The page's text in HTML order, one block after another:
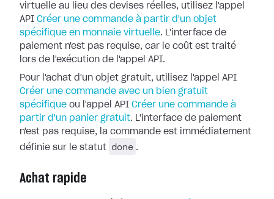
virtuelle au lieu des devises réelles, utilisez l'appel
API Créer une commande à partir d'un objet
spécifique en monnaie virtuelle. L'interface de
paiement n'est pas requise, car le coût est traité
lors de l'exécution de l'appel API.
Pour l'achat d'un objet gratuit, utilisez l'appel API
Créer une commande avec un bien gratuit
spécifique ou l'appel API Créer une commande à
partir d'un panier gratuit. L'interface de paiement
n'est pas requise, la commande est immédiatement
définie sur le statut
done .
Achat rapide